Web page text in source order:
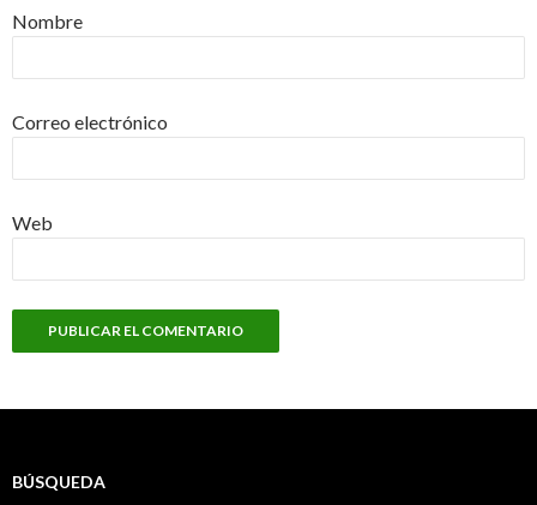
Nombre
Correo electrónico
Web
BÚSQUEDA